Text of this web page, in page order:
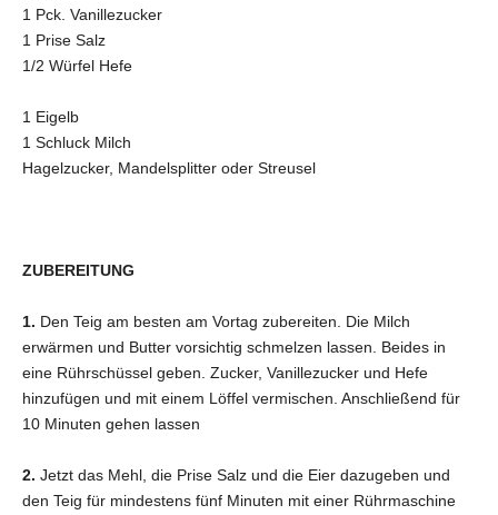
1 Pck. Vanillezucker
1 Prise Salz
1/2 Würfel Hefe
1 Eigelb
1 Schluck Milch
Hagelzucker, Mandelsplitter oder Streusel
ZUBEREITUNG
1. Den Teig am besten am Vortag zubereiten. Die Milch
erwärmen und Butter vorsichtig schmelzen lassen. Beides in
eine Rührschüssel geben. Zucker, Vanillezucker und Hefe
hinzufügen und mit einem Löffel vermischen. Anschließend für
10 Minuten gehen lassen
2. Jetzt das Mehl, die Prise Salz und die Eier dazugeben und
den Teig für mindestens fünf Minuten mit einer Rührmaschine